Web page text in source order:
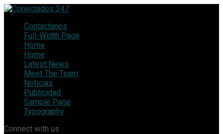
Contactanos
Full-Width Page
Home
Home
Latest News
Meet The Team
Noticias
Publicidad
Sample Page
Typography
Connect with us